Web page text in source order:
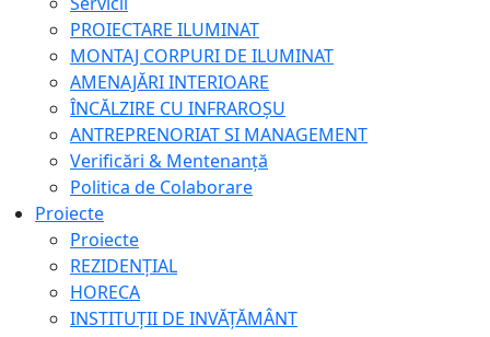
PROIECTARE ILUMINAT
MONTAJ CORPURI DE ILUMINAT
AMENAJĂRI INTERIOARE
ÎNCĂLZIRE CU INFRAROȘU
ANTREPRENORIAT SI MANAGEMENT
Verificări & Mentenanță
Politica de Colaborare
Proiecte
Proiecte
REZIDENȚIAL
HORECA
INSTITUȚII DE INVĂȚĂMÂNT